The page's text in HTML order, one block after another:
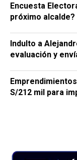
Encuesta
próximo alcalde?
Indulto a
evaluación y
S/212 mil para